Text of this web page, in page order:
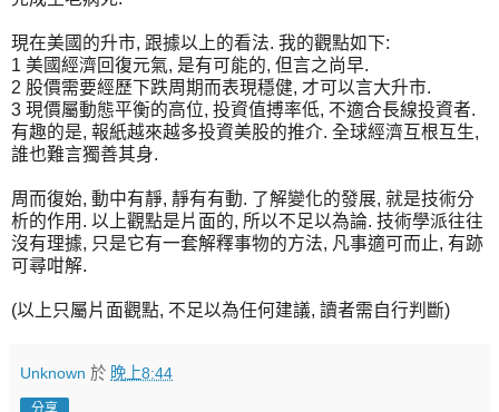
現在美國的升市, 跟據以上的看法. 我的觀點如下:
1 美國經濟回復元氣, 是有可能的, 但言之尚早.
2 股價需要經歷下跌周期而表現穩健, 才可以言大升市.
3 現價屬動態平衡的高位, 投資值搏率低, 不適合長線投資者.
有趣的是, 報紙越來越多投資美股的推介. 全球經濟互根互生,
誰也難言獨善其身.
周而復始, 動中有靜, 靜有有動. 了解變化的發展, 就是技術分
析的作用. 以上觀點是片面的, 所以不足以為論. 技術學派往往
沒有理據, 只是它有一套解釋事物的方法, 凡事適可而止, 有跡
可尋咁解.
(以上只屬片面觀點, 不足以為任何建議, 讀者需自行判斷)
Unknown 於 晚上8:44
分享